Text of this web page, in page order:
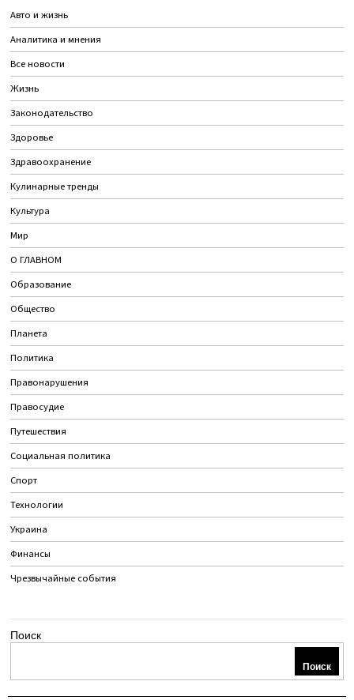
Авто и жизнь
Аналитика и мнения
Все новости
Жизнь
Законодательство
Здоровье
Здравоохранение
Кулинарные тренды
Культура
Мир
О ГЛАВНОМ
Образование
Общество
Планета
Политика
Правонарушения
Правосудие
Путешествия
Социальная политика
Спорт
Технологии
Украина
Финансы
Чрезвычайные события
Поиск
Поиск